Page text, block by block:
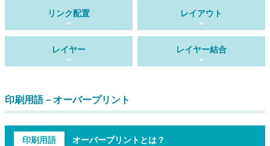
リンク配置 レイアウト
レイヤー レイヤー結合
印刷用語－オーバープリント
印刷用語 オーバープリントとは？